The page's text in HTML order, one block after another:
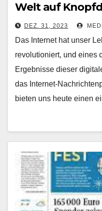
Welt auf
DEZ. 31, 2023
Das Internet hat unser
revolutioniert, und eines
Ergebnisse dieser
das Internet-
bieten uns heute einen